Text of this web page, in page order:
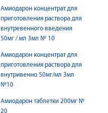
Амиодарон концентрат для
приготовления раствора для
внутревенного введения
50мг / мл 3мл № 10
Амиодарон концентрат для
приготовления раствора для
внутривенно 50мг/мл 3мл
№10
Амиодарон таблетки 200мг №
20